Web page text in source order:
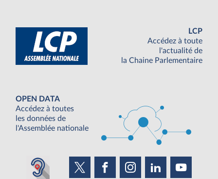
LCP
Accédez à toute
l'actualité de
la Chaine Parlementaire
OPEN DATA
Accédez à toutes
les données de
l'Assemblée nationale